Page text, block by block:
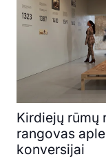
Kirdiejų rūmų
rangovas
konversijai